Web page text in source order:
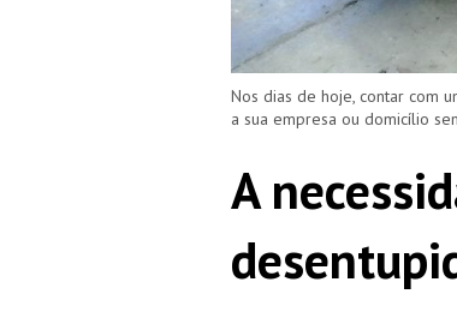
Nos dias de hoje, contar com
a sua empresa ou domicílio
A